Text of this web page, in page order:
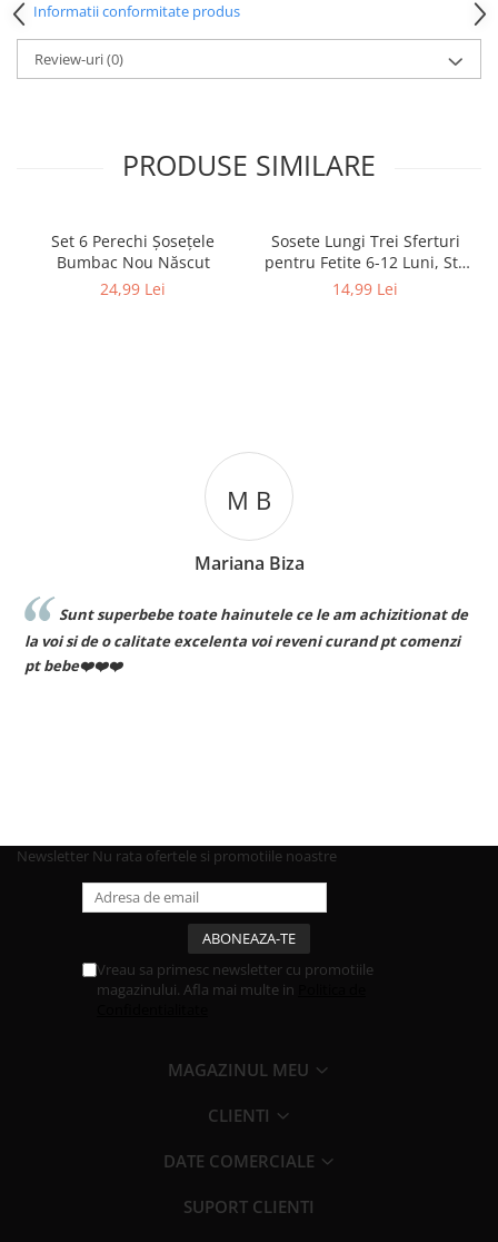
Informatii conformitate produs
Review-uri(0)
PRODUSE SIMILARE
Set 6 Perechi Şosețele
Bumbac Nou Născut
24,99 Lei
Sosete Lungi Trei Sferturi
pentru Fetite 6-12 Luni, Stil
Dres Dantelat, cu Fundita
14,99 Lei
M B
Mariana Biza
Sunt superbebe toate hainutele ce le am achizitionat de
la voi si de o calitate excelenta voi reveni curand pt comenzi
pt bebe❤️❤️❤️
Newsletter Nu rata ofertele si promotiile noastre
Vreau sa primesc newsletter cu promotiile
magazinului. Afla mai multe in
MAGAZINUL MEU
CLIENTI
DATE COMERCIALE
SUPORT CLIENTI